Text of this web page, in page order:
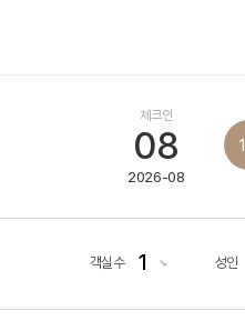
체크인
08
2026-08
1
객실수 1 성인